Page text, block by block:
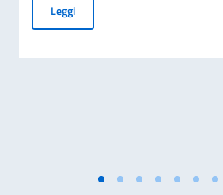
LeggiElezioni Com.It.Es. 2026